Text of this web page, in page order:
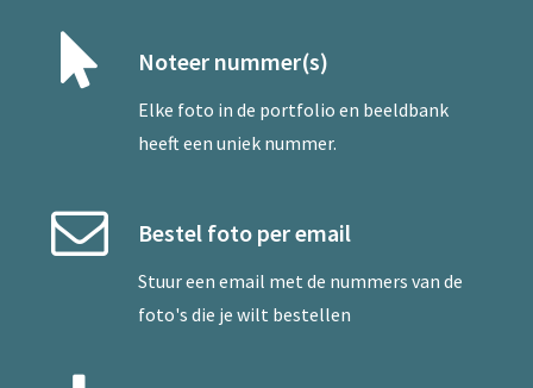
Noteer nummer(s)
Elke foto in de portfolio en beeldbank
heeft een uniek nummer.
Bestel foto per email
Stuur een email met de nummers van de
foto's die je wilt bestellen